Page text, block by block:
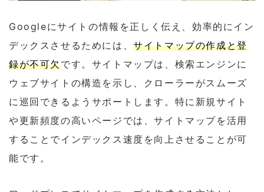
Googleにサイトの情報を正しく伝え、効率的にイン
デックスさせるためには、サイトマップの作成と登
録が不可欠です。サイトマップは、検索エンジンに
ウェブサイトの構造を示し、クローラーがスムーズ
に巡回できるようサポートします。特に新規サイト
や更新頻度の高いページでは、サイトマップを活用
することでインデックス速度を向上させることが可
能です。